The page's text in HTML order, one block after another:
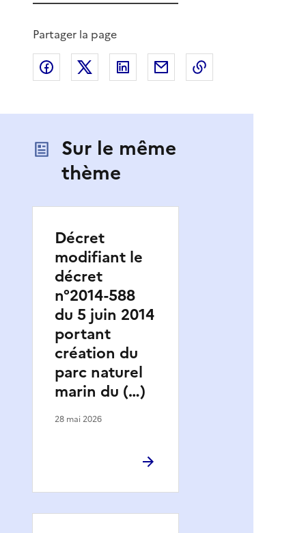
Partager la page
Partager sur Facebook
Partager sur XPartager sur LinkedIn
Partager par email
Sur le même
thème
Décret
modifiant le
décret
n°2014-588
du 5 juin 2014
portant
création du
parc naturel
marin du (…)
28 mai 2026